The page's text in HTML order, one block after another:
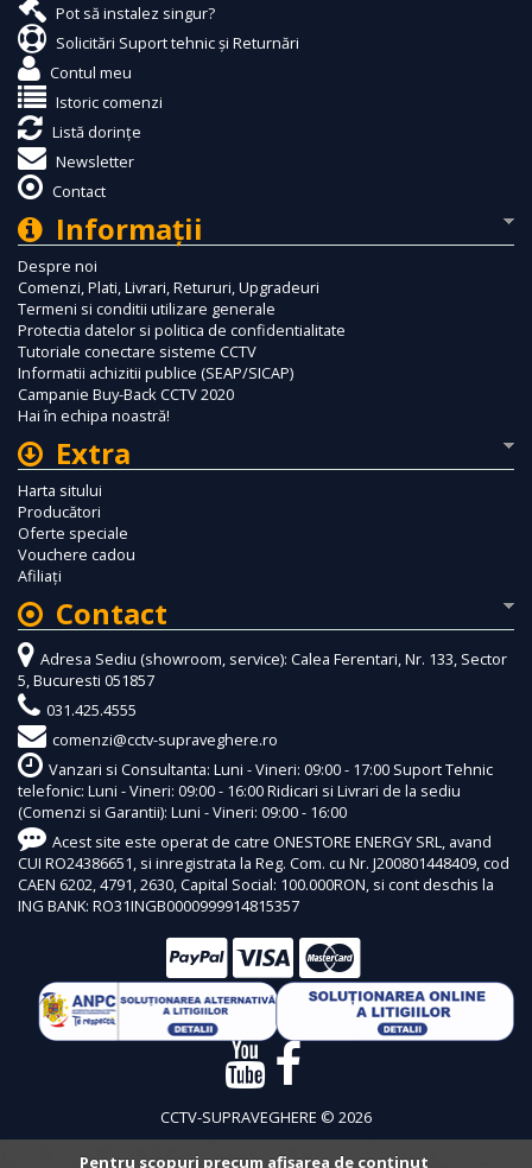
Pot să instalez singur?
Solicitări Suport tehnic și Returnări
Contul meu
Istoric comenzi
Listă dorințe
Newsletter
Contact
Informaţii
Despre noi
Comenzi, Plati, Livrari, Retururi, Upgradeuri
Termeni si conditii utilizare generale
Protectia datelor si politica de confidentialitate
Tutoriale conectare sisteme CCTV
Informatii achizitii publice (SEAP/SICAP)
Campanie Buy-Back CCTV 2020
Hai în echipa noastră!
Extra
Harta sitului
Producători
Oferte speciale
Vouchere cadou
Afiliaţi
Contact
Adresa Sediu (showroom, service): Calea Ferentari, Nr. 133, Sector
5, Bucuresti 051857
031.425.4555
comenzi@cctv-supraveghere.ro
Vanzari si Consultanta: Luni - Vineri: 09:00 - 17:00 Suport Tehnic
telefonic: Luni - Vineri: 09:00 - 16:00 Ridicari si Livrari de la sediu
(Comenzi si Garantii): Luni - Vineri: 09:00 - 16:00
Acest site este operat de catre ONESTORE ENERGY SRL, avand
CUI RO24386651, si inregistrata la Reg. Com. cu Nr. J200801448409, cod
CAEN 6202, 4791, 2630, Capital Social: 100.000RON, si cont deschis la
ING BANK: RO31INGB0000999914815357
CCTV-SUPRAVEGHERE © 2026
Pentru scopuri precum afișarea de conținut